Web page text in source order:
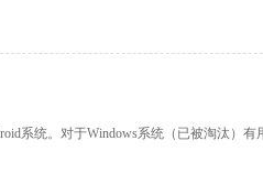
系统。对于Windows系统（已被淘汰）有